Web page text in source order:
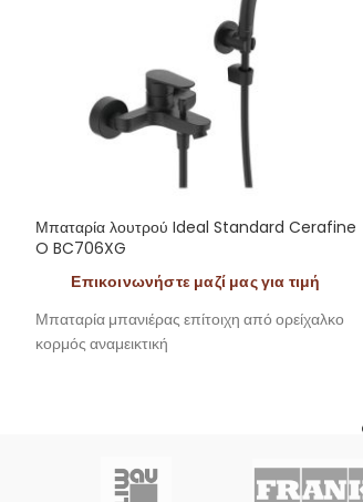
Μπαταρία λουτρού Ideal Standard Cerafine
O BC706XG
Επικοινωνήστε μαζί μας για τιμή
Μπαταρία μπανιέρας επίτοιχη από ορείχαλκο
κορμός αναμεικτική